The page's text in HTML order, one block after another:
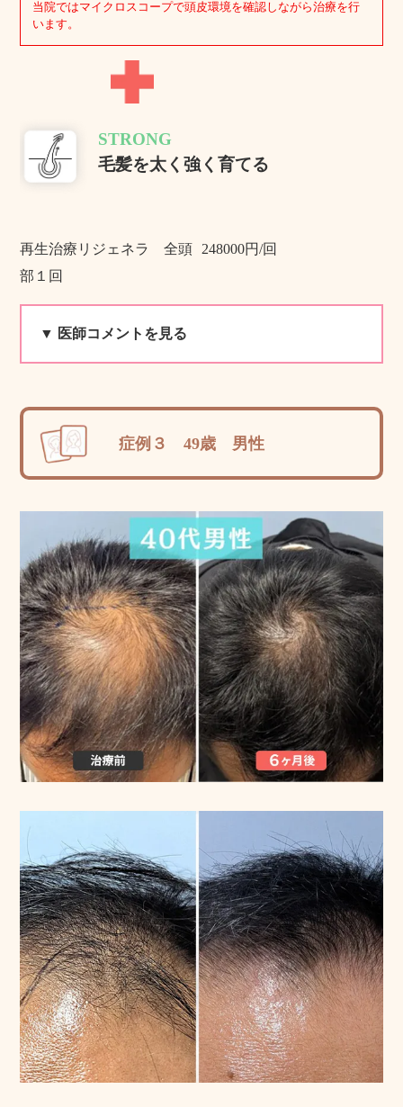
当院ではマイクロスコープで頭皮環境を確認しながら治療を行
います。
STRONG
毛髪を太く強く育てる
再生治療リジェネラ 全頭
部１回
248000円/回
▼ 医師コメントを見る
院長より一
症例３ 49歳 男性